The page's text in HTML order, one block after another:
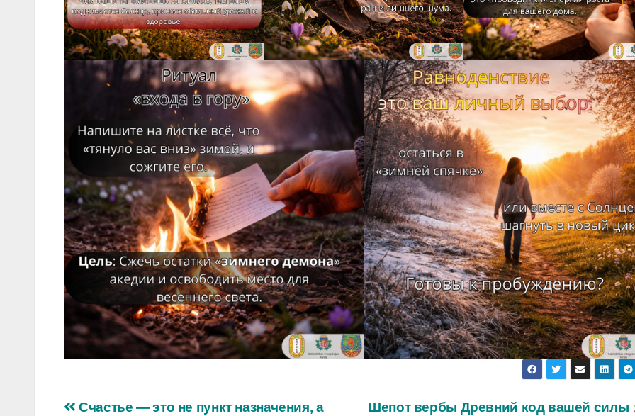
Шепот вербы Древний код вашей силы
Счастье — это не пункт назначения, а